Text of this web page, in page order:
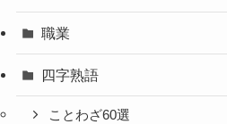
職業
四字熟語
ことわざ60選